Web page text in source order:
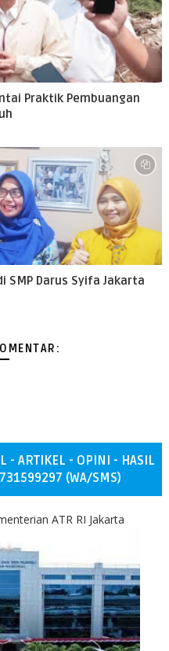
Praktik Pembuangan
SMP Darus Syifa Jakarta
- ARTIKEL - OPINI - HASIL
(WA/SMS)
ATR RI Jakarta